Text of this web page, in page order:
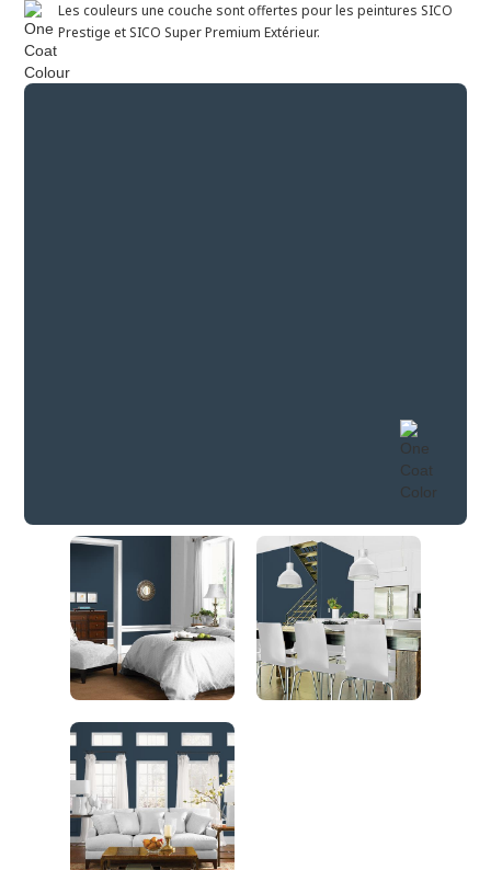
Les couleurs une couche sont offertes pour les peintures SICO
Prestige et SICO Super Premium Extérieur.